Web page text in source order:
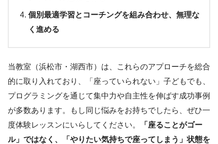
個別最適学習とコーチングを組み合わせ、無理な
く進める
当教室（浜松市・湖西市）は、これらのアプローチを総合
的に取り入れており、「座っていられない」子どもでも、
プログラミングを通じて集中力や自主性を伸ばす成功事例
が多数あります。もし同じ悩みをお持ちでしたら、ぜひ一
度体験レッスンにいらしてください。
「座ることがゴー
ル」ではなく、「やりたい気持ちで座ってしまう」状態を